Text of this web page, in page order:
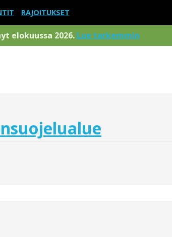
RAJOITUKSET
elokuussa 2026. Lue tarkemmin